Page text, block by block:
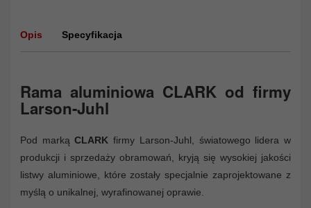
Opis Specyfikacja
Rama aluminiowa CLARK od firmy
Larson-Juhl
Pod markąCLARKfirmy Larson-Juhl, światowego lidera w
produkcji i sprzedaży obramowań, kryją się wysokiej jakości
listwy aluminiowe, które zostały specjalnie zaprojektowane z
myślą o unikalnej, wyrafinowanej oprawie.